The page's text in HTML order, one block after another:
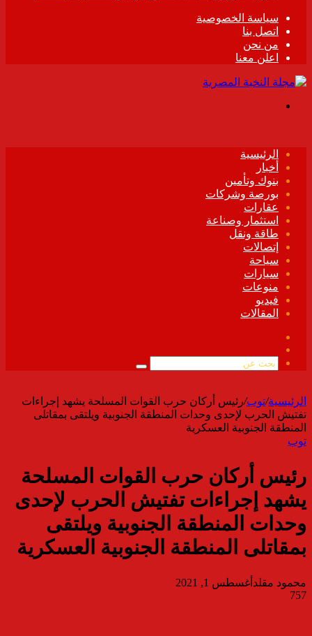
سياسة الخصوصية
اتصل بنا
من نحن
اعلن معنا
الرئيسية
أخبار
بنوك وتأمين
بورصة وشركات
عقارات
استثمار وصناعة
طاقة ونقل
إتصالات
سياحة
سيارات
منوعات
فيديو
المقالات
الموقع
بحث
الرئيسية/توب/رئيس أركان حرب القوات المسلحة يشهد إجراءات
تفتيش الحرب لإحدى وحدات المنطقة الجنوبية ويلتقى بمقاتلى
المنطقة الجنوبية العسكرية
توب
رئيس أركان حرب القوات المسلحة
يشهد إجراءات تفتيش الحرب لإحدى
وحدات المنطقة الجنوبية ويلتقى
بمقاتلى المنطقة الجنوبية العسكرية
محمود مقلد أغسطس 1, 2021
757